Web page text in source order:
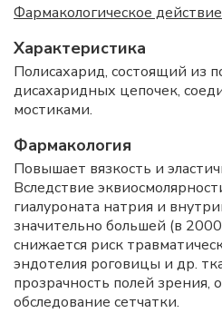
Фармакологическое действие
Характеристика
Полисахарид, состоящий из
дисахаридных цепочек,
мостиками.
Фармакология
Повышает вязкость и
Вследствие
гиалуроната натрия и
значительно большей (в
снижается риск
эндотелия роговицы и др.
прозрачность полей зрения,
обследование сетчатки.